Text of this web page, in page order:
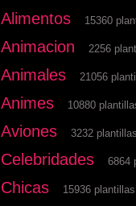
Alimentos 15360
Animacion 2256
Animales 21056
Animes 10880
Aviones 3232 plantillas
Celebridades 6864
Chicas 15936 plantillas